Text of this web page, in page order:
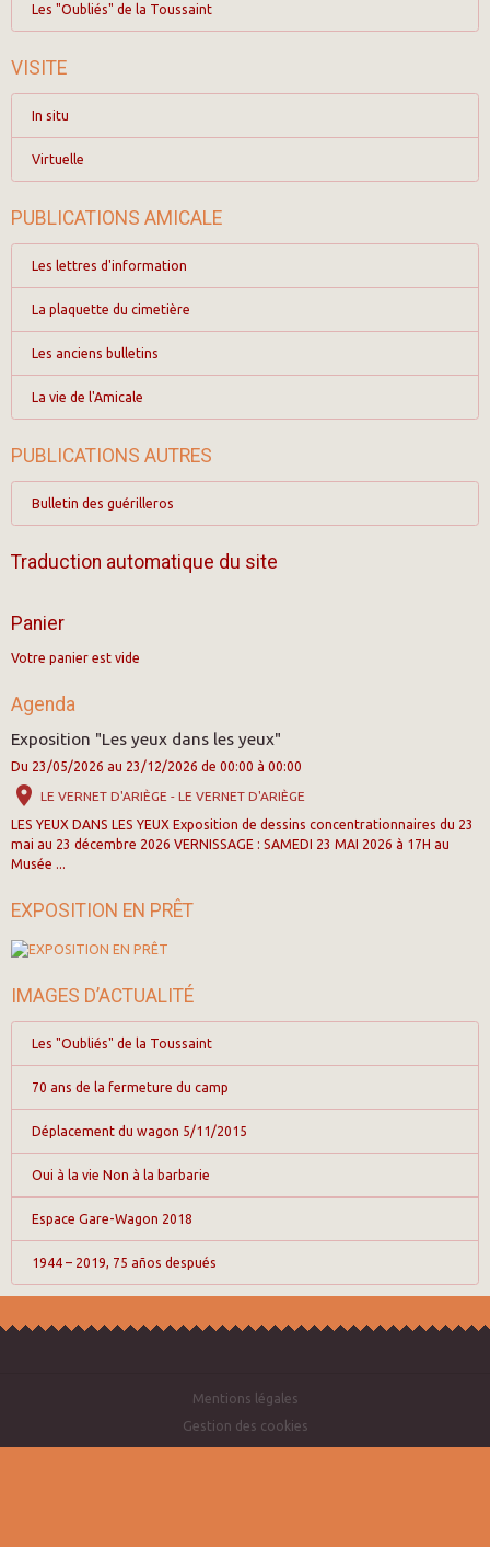
Les "Oubliés" de la Toussaint
VISITE
In situ
Virtuelle
PUBLICATIONS AMICALE
Les lettres d'information
La plaquette du cimetière
Les anciens bulletins
La vie de l'Amicale
PUBLICATIONS AUTRES
Bulletin des guérilleros
Traduction automatique du site
Panier
Votre panier est vide
Agenda
Exposition "Les yeux dans les yeux"
Du 23/05/2026 au 23/12/2026 de 00:00 à 00:00
LE VERNET D'ARIÈGE - LE VERNET D'ARIÈGE
LES YEUX DANS LES YEUX Exposition de dessins concentrationnaires du 23
mai au 23 décembre 2026 VERNISSAGE : SAMEDI 23 MAI 2026 à 17H au
Musée ...
EXPOSITION EN PRÊT
IMAGES D’ACTUALITÉ
Les "Oubliés" de la Toussaint
70 ans de la fermeture du camp
Déplacement du wagon 5/11/2015
Oui à la vie Non à la barbarie
Espace Gare-Wagon 2018
1944 – 2019, 75 años después
Mentions légales
Gestion des cookies